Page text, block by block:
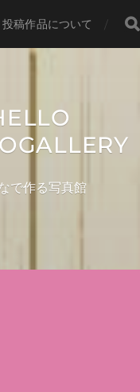
投稿作品について
で作る写真館